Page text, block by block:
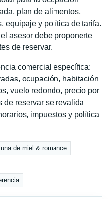
plan de alimentos,
equipaje y política de tarifa.
asesor debe proponerte
de reservar.
comercial específica:
ocupación, habitación
vuelo redondo, precio por
de reservar se revalida
impuestos y política
de miel & romance